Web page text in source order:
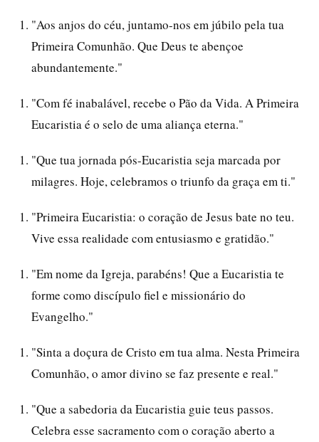
"Aos anjos do céu, juntamo-nos em júbilo pela tua
Primeira Comunhão. Que Deus te abençoe
abundantemente."
"Com fé inabalável, recebe o Pão da Vida. A Primeira
Eucaristia é o selo de uma aliança eterna."
"Que tua jornada pós-Eucaristia seja marcada por
milagres. Hoje, celebramos o triunfo da graça em ti."
"Primeira Eucaristia: o coração de Jesus bate no teu.
Vive essa realidade com entusiasmo e gratidão."
"Em nome da Igreja, parabéns! Que a Eucaristia te
forme como discípulo fiel e missionário do
Evangelho."
"Sinta a doçura de Cristo em tua alma. Nesta Primeira
Comunhão, o amor divino se faz presente e real."
"Que a sabedoria da Eucaristia guie teus passos.
Celebra esse sacramento com o coração aberto a